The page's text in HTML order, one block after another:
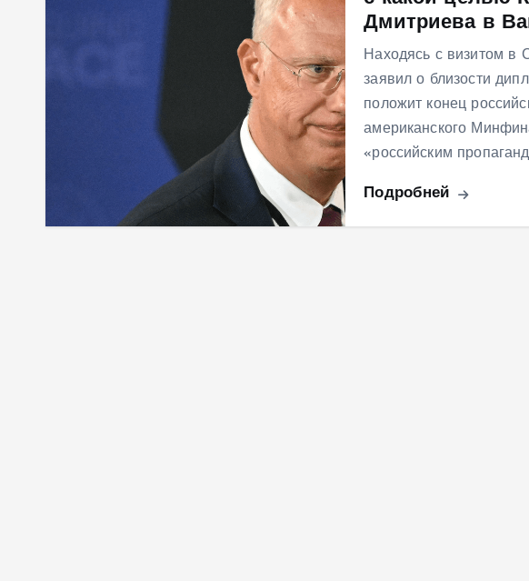
Дмитриева в
Находясь с визитом в
заявил о близости
положит конец
американского
«российским
Подробней